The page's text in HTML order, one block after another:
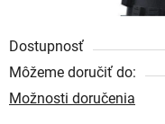
Dostupnosť
Môžeme doručiť do:
Možnosti doručenia